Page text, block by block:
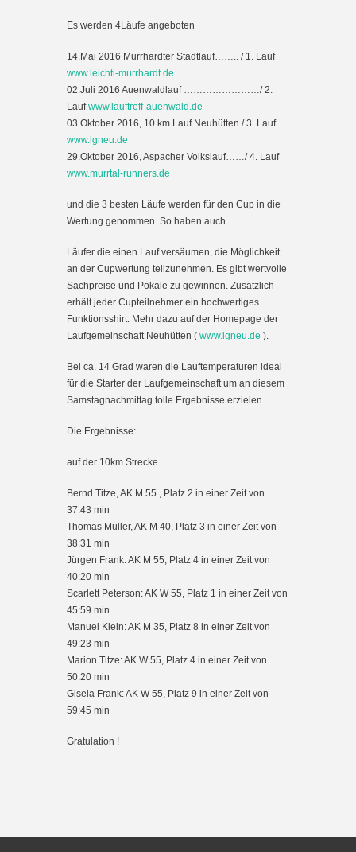
Es werden 4Läufe angeboten
14.Mai 2016 Murrhardter Stadtlauf…….. / 1. Lauf
www.leichti-murrhardt.de
02.Juli 2016 Auenwaldlauf ……………………/ 2.
Laufwww.lauftreff-auenwald.de
03.Oktober 2016, 10 km Lauf Neuhütten / 3. Lauf
www.lgneu.de
29.Oktober 2016, Aspacher Volkslauf……/ 4. Lauf
www.murrtal-runners.de
und die 3 besten Läufe werden für den Cup in die
Wertung genommen. So haben auch
Läufer die einen Lauf versäumen, die Möglichkeit
an der Cupwertung teilzunehmen. Es gibt wertvolle
Sachpreise und Pokale zu gewinnen. Zusätzlich
erhält jeder Cupteilnehmer ein hochwertiges
Funktionsshirt. Mehr dazu auf der Homepage der
Laufgemeinschaft Neuhütten ( www.lgneu.de ).
Bei ca. 14 Grad waren die Lauftemperaturen ideal
für die Starter der Laufgemeinschaft um an diesem
Samstagnachmittag tolle Ergebnisse erzielen.
Die Ergebnisse:
auf der 10km Strecke
Bernd Titze, AK M 55 , Platz 2 in einer Zeit von
37:43 min
Thomas Müller, AK M 40, Platz 3 in einer Zeit von
38:31 min
Jürgen Frank: AK M 55, Platz 4 in einer Zeit von
40:20 min
Scarlett Peterson: AK W 55, Platz 1 in einer Zeit von
45:59 min
Manuel Klein: AK M 35, Platz 8 in einer Zeit von
49:23 min
Marion Titze: AK W 55, Platz 4 in einer Zeit von
50:20 min
Gisela Frank: AK W 55, Platz 9 in einer Zeit von
59:45 min
Gratulation !